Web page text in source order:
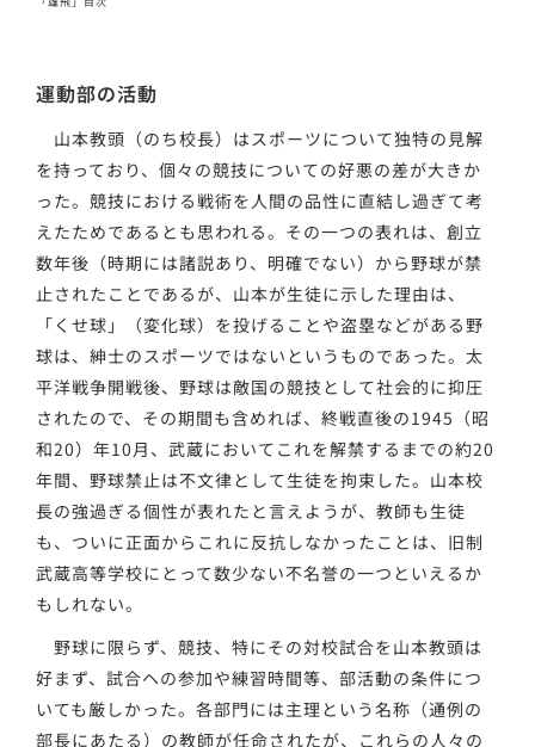
運動部の活動
山本教頭（のち校長）はスポーツについて独特の見解
を持っており、個々の競技についての好悪の差が大きか
った。競技における戦術を人間の品性に直結し過ぎて考
えたためであるとも思われる。その一つの表れは、創立
数年後（時期には諸説あり、明確でない）から野球が禁
止されたことであるが、山本が生徒に示した理由は、
「くせ球」（変化球）を投げることや盗塁などがある野
球は、紳士のスポーツではないというものであった。太
平洋戦争開戦後、野球は敵国の競技として社会的に抑圧
されたので、その期間も含めれば、終戦直後の1945（昭
和20）年10月、武蔵においてこれを解禁するまでの約20
年間、野球禁止は不文律として生徒を拘束した。山本校
長の強過ぎる個性が表れたと言えようが、教師も生徒
も、ついに正面からこれに反抗しなかったことは、旧制
武蔵高等学校にとって数少ない不名誉の一つといえるか
もしれない。
野球に限らず、競技、特にその対校試合を山本教頭は
好まず、試合ヘの参加や練習時間等、部活動の条件につ
いても厳しかった。各部門には主理という名称（通例の
部長にあたる）の教師が任命されたが、これらの人々の